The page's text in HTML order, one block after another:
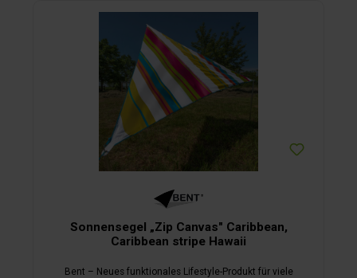
Sonnensegel „Zip Canvas" Caribbean,
Caribbean stripe Hawaii
Bent – Neues funktionales Lifestyle-Produkt für viele